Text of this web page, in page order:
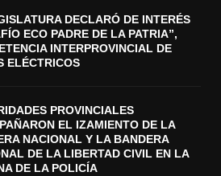
DECLARÓ DE INTERÉS
ECO PADRE DE LA PATRIA”,
INTERPROVINCIAL DE
ELÉCTRICOS
PROVINCIALES
EL IZAMIENTO DE LA
NACIONAL Y LA BANDERA
DE LA LIBERTAD CIVIL EN LA
DE LA POLICÍA